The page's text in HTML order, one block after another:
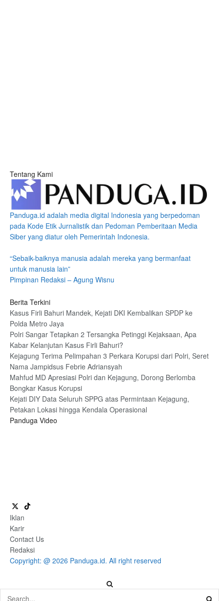
Tentang Kami
Panduga.id adalah media digital Indonesia yang berpedoman
pada Kode Etik Jurnalistik dan Pedoman Pemberitaan Media
Siber yang diatur oleh Pemerintah Indonesia.
“Sebaik-baiknya manusia adalah mereka yang bermanfaat
untuk manusia lain”
Pimpinan Redaksi – Agung Wisnu
Berita Terkini
Kasus Firli Bahuri Mandek, Kejati DKI Kembalikan SPDP ke
Polda Metro Jaya
Polri Sangar Tetapkan 2 Tersangka Petinggi Kejaksaan, Apa
Kabar Kelanjutan Kasus Firli Bahuri?
Kejagung Terima Pelimpahan 3 Perkara Korupsi dari Polri, Seret
Nama Jampidsus Febrie Adriansyah
Mahfud MD Apresiasi Polri dan Kejagung, Dorong Berlomba
Bongkar Kasus Korupsi
Kejati DIY Data Seluruh SPPG atas Permintaan Kejagung,
Petakan Lokasi hingga Kendala Operasional
Panduga Video
Iklan
Karir
Contact Us
Redaksi
Copyright: @ 2026 Panduga.id. All right reserved